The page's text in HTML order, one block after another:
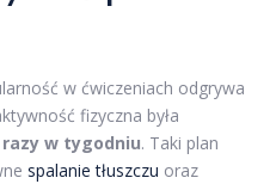
w ćwiczeniach odgrywa
fizyczna była
razy w tygodniu. Taki plan
spalanie tłuszczu oraz